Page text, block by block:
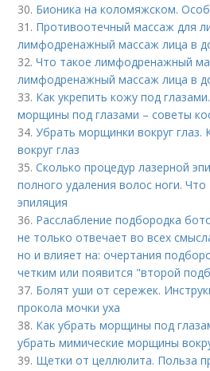
30. Бионика на коломяжском.
31. Противоотечный массаж для
лимфодренажный массаж лица в
32.Что такое лимфодренажный
лимфодренажный массаж лица в
33. Как укрепить кожу под
морщины под глазами – советы
34.Убрать морщинки вокруг
вокруг глаз
35.Сколько процедур лазерной
полного удаления волос ноги. Что
эпиляция
36. Расслабление подбородка
не только отвечает во всех
но и влияет на: очертания
четким или появится "второй
37. Болят уши от сережек.
прокола мочки уха
38. Как убрать морщины под
убрать мимические морщины
39. Щетки от целлюлита. Польза